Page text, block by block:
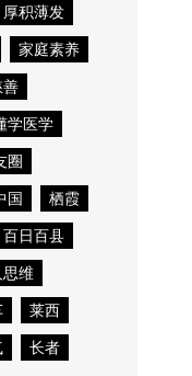
厚积薄发
家庭素养
学医学
圈
国
栖霞
百日百县
维
莱西
长者